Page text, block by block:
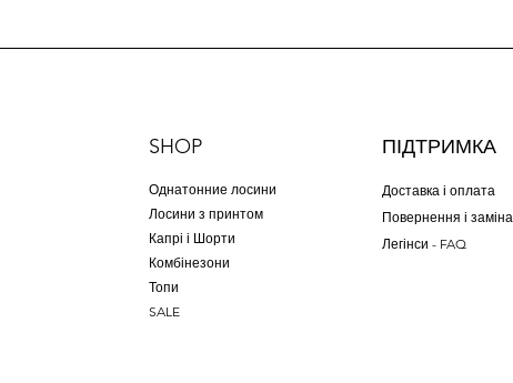
SHOP
Однатонние лосини
Лосини з принтом
Капрі і Шорти
Комбінезони
Топи
SALE
ПІДТРИМКА
Доставка і оплата
Повернення і заміна
Легінси - FAQ